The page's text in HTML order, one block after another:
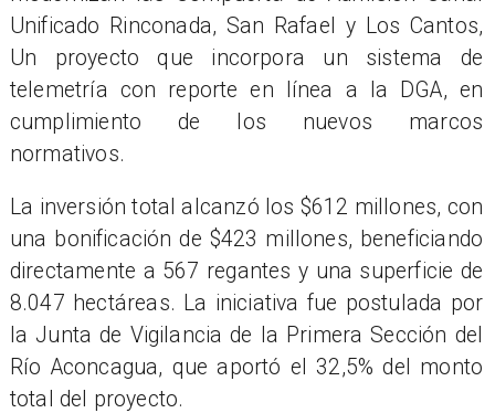
Unificado Rinconada, San Rafael y Los Cantos,
Un proyecto que incorpora un sistema de
telemetría con reporte en línea a la DGA, en
cumplimiento de los nuevos marcos
normativos.
La inversión total alcanzó los $612 millones, con
una bonificación de $423 millones, beneficiando
directamente a 567 regantes y una superficie de
8.047 hectáreas. La iniciativa fue postulada por
la Junta de Vigilancia de la Primera Sección del
Río Aconcagua, que aportó el 32,5% del monto
total del proyecto.